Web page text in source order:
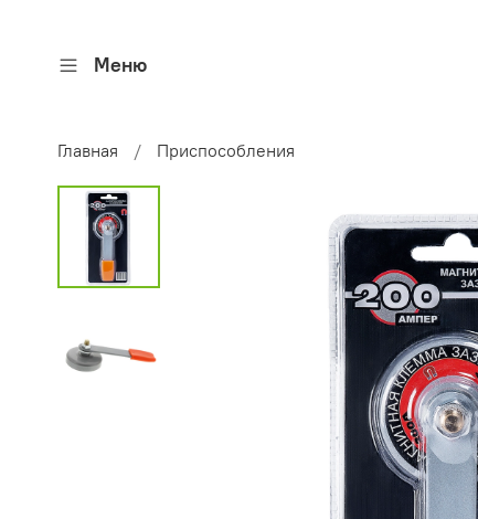
Меню
Главная Приспособления